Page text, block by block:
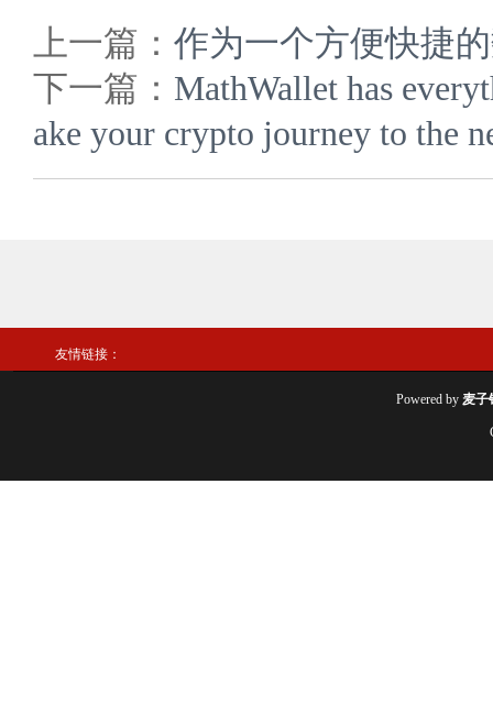
上一篇： 作为一个方便快捷
下一篇： MathWallet has
ake your crypto journey to the
友情链接：
Powered by 麦子